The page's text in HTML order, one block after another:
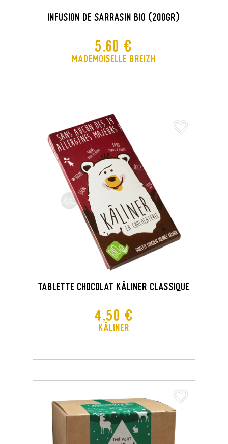
Infusion De Sarrasin Bio (200gr)
Prix
5,60 €
Mademoiselle Breizh
Tablette Chocolat Kâliner Classique
Prix
4,50 €
Kâliner
favorite_border
favorite_border